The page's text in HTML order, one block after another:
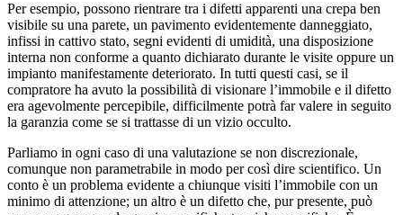
Per esempio, possono rientrare tra i difetti apparenti una crepa ben
visibile su una parete, un pavimento evidentemente danneggiato,
infissi in cattivo stato, segni evidenti di umidità, una disposizione
interna non conforme a quanto dichiarato durante le visite oppure un
impianto manifestamente deteriorato. In tutti questi casi, se il
compratore ha avuto la possibilità di visionare l’immobile e il difetto
era agevolmente percepibile, difficilmente potrà far valere in seguito
la garanzia come se si trattasse di un vizio occulto.
Parliamo in ogni caso di una valutazione se non discrezionale,
comunque non parametrabile in modo per così dire scientifico. Un
conto è un problema evidente a chiunque visiti l’immobile con un
minimo di attenzione; un altro è un difetto che, pur presente, può